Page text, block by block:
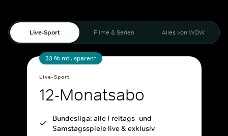
Live-Sport Filme & Serien Alles von WOW
33 % mtl. sparen*
Live-Sport
12-Monatsabo
Bundesliga: alle Freitags- und
Samstagsspiele live & exklusiv